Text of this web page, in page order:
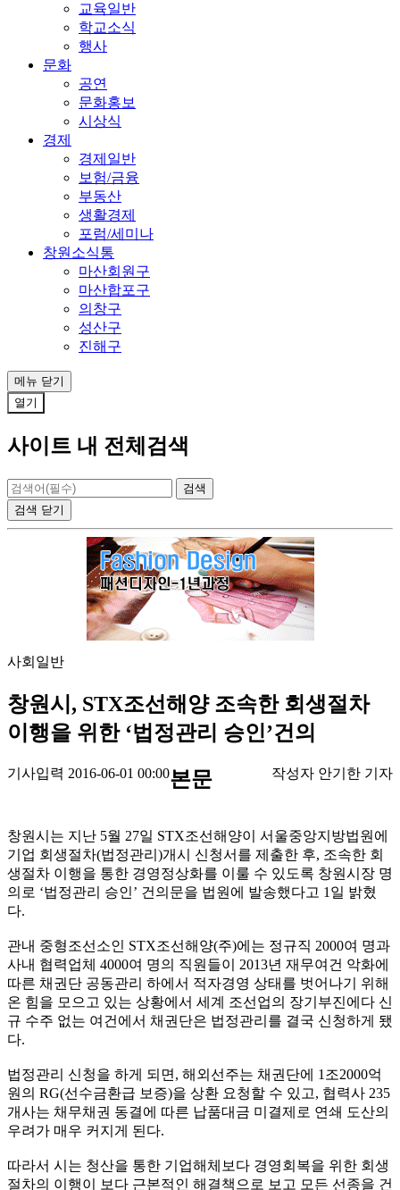
교육일반
학교소식
행사
문화
공연
문화홍보
시상식
경제
경제일반
보험/금융
부동산
생활경제
포럼/세미나
창원소식통
마산회원구
마산합포구
의창구
성산구
진해구
메뉴 닫기
열기
사이트 내 전체검색
검색 닫기
사회일반
창원시, STX조선해양 조속한 회생절차
이행을 위한 ‘법정관리 승인’건의
기사입력 2016-06-01 00:00 작성자 안기한 기자
본문
창원시는 지난 5월 27일 STX조선해양이 서울중앙지방법원에
기업 회생절차(법정관리)개시 신청서를 제출한 후, 조속한 회
생절차 이행을 통한 경영정상화를 이룰 수 있도록 창원시장 명
의로 ‘법정관리 승인’ 건의문을 법원에 발송했다고 1일 밝혔
다.
관내 중형조선소인 STX조선해양(주)에는 정규직 2000여 명과
사내 협력업체 4000여 명의 직원들이 2013년 재무여건 악화에
따른 채권단 공동관리 하에서 적자경영 상태를 벗어나기 위해
온 힘을 모으고 있는 상황에서 세계 조선업의 장기부진에다 신
규 수주 없는 여건에서 채권단은 법정관리를 결국 신청하게 됐
다.
법정관리 신청을 하게 되면, 해외선주는 채권단에 1조2000억
원의 RG(선수금환급 보증)을 상환 요청할 수 있고, 협력사 235
개사는 채무채권 동결에 따른 납품대금 미결제로 연쇄 도산의
우려가 매우 커지게 된다.
따라서 시는 청산을 통한 기업해체보다 경영회복을 위한 회생
절차의 이행이 보다 근본적인 해결책으로 보고 모든 선종을 건